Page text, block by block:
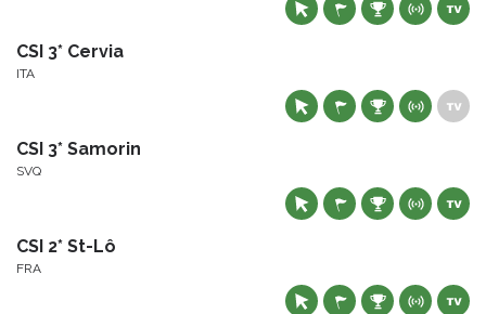
CSI 3* Cervia
ITA
CSI 3* Samorin
SVQ
CSI 2* St-Lô
FRA